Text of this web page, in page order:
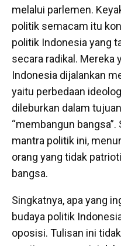
melalui parlemen.
politik semacam itu
politik Indonesia yang
secara radikal. Mereka
Indonesia dijalankan
yaitu perbedaan
dileburkan dalam
“membangun
mantra politik ini,
orang yang tidak
bangsa.
Singkatnya, apa yang
budaya politik
oposisi. Tulisan ini